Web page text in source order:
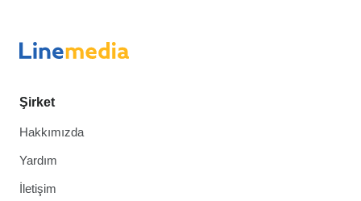
Şirket
Hakkımızda
Yardım
İletişim